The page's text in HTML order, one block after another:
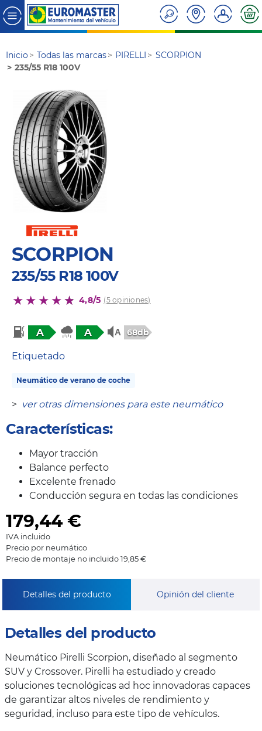
Inicio Todas las marcas PIRELLI
SCORPION
235/55 R18 100V
SCORPION
235/55 R18 100V
4,8/5 (5 opiniones)
A A 68db
Etiquetado
Neumático de verano de coche
> ver otras dimensiones para este neumático
Características:
Mayor tracción
Balance perfecto
Excelente frenado
Conducción segura en todas las condiciones
179,44€
IVA incluido
Precio por neumático
Precio de montaje no incluido 19,85 €
Detalles del producto Opinión del cliente
Detalles del producto
Neumático Pirelli Scorpion, diseñado al segmento
SUV y Crossover. Pirelli ha estudiado y creado
soluciones tecnológicas ad hoc innovadoras capaces
de garantizar altos niveles de rendimiento y
seguridad, incluso para este tipo de vehículos.